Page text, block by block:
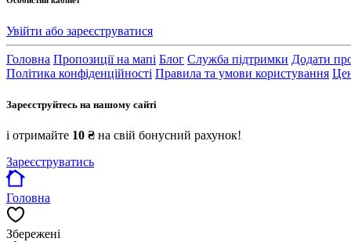
Увійти або зареєструватися
Головна Пропозиції на мапі Блог Служба підтримки Додати
Політика конфіденційності Правила та умови користування
Зареєструйтесь на нашому сайті
і отримайте 10 ₴ на свій бонусний рахунок!
Зареєструватись
Головна
Збережені